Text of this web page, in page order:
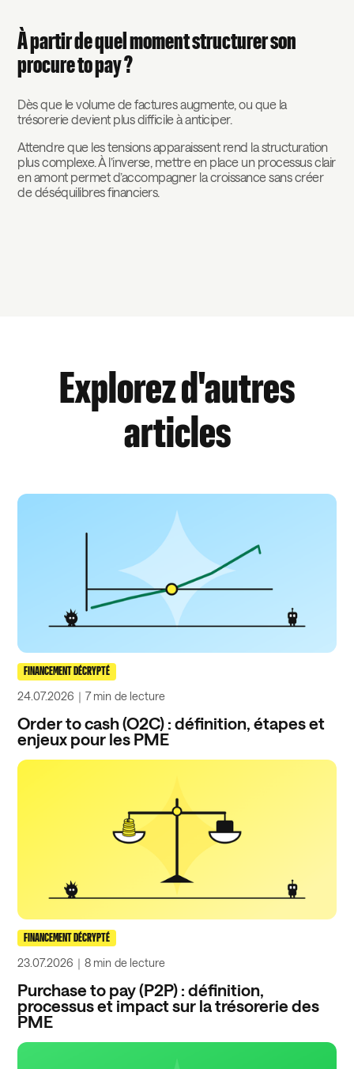
À partir de quel moment structurer son
procure to pay ?
Dès que le volume de factures augmente, ou que la
trésorerie devient plus difficile à anticiper.
Attendre que les tensions apparaissent rend la structuration
plus complexe. À l’inverse, mettre en place un processus clair
en amont permet d’accompagner la croissance sans créer
de déséquilibres financiers.
Explorez d'autres
articles
FINANCEMENT DÉCRYPTÉ
24.07.2026 ｜7 min de lecture
Order to cash (O2C) : définition, étapes et
enjeux pour les PME
FINANCEMENT DÉCRYPTÉ
23.07.2026 ｜8 min de lecture
Purchase to pay (P2P) : définition,
processus et impact sur la trésorerie des
PME